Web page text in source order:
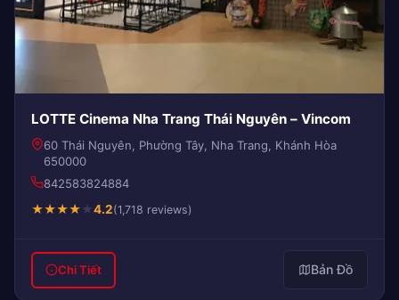
LOTTE Cinema Nha Trang Thái Nguyên – Vincom
60 Thái Nguyên, Phường Tây, Nha Trang, Khánh Hòa
650000
842583824884
★★★★★4.2(1,718 reviews)
Chi Tiết Bản Đồ